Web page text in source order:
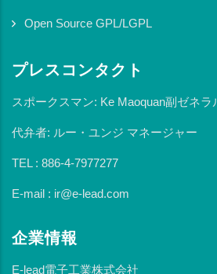
Open Source GPL/LGPL
プレスコンタクト
スポークスマン: Ke Maoquan副ゼネラ
代弁者: ルー・ユンジ マネージャー
TEL : 886-4-7977277
E-mail : ir@e-lead.com
企業情報
E-lead電子工業株式会社